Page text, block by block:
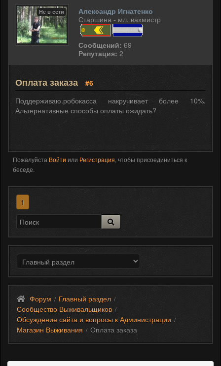
Не в сети
Александр Игнатенко
Старшина - мл. вахмистр
Сообщений: 69
Репутация: 2
Оплата заказа
#6
Поддерживаю.робокасса накручивает более 10%.
Альтернативные способы оплаты ожидать?
Пожалуйста Войти или Регистрация, чтобы присоединиться к
беседе.
1
Форум / Главный раздел /
Сообщество Выживальщиков /
Обсуждение сайта и вопросы к Администрации /
Магазин Выживания / Оплата заказа